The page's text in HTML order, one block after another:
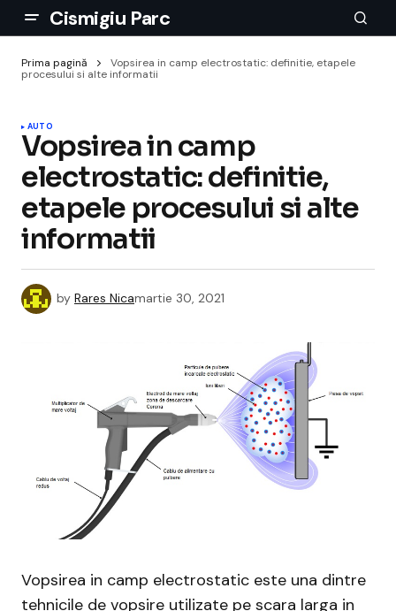
Cismigiu Parc
Prima pagină
Vopsirea in camp electrostatic: definitie, etapele
procesului si alte informatii
AUTO
Vopsirea in camp
electrostatic: definitie,
etapele procesului si alte
informatii
by Rares Nicamartie 30, 2021
Vopsirea in camp electrostatic este una dintre
tehnicile de vopsire utilizate pe scara larga in